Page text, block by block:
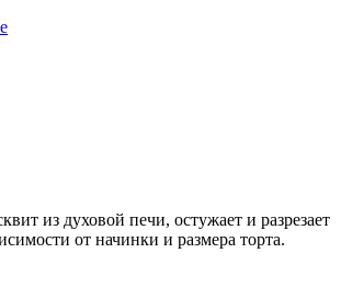
из духовой печи, остужает и разрезает
от начинки и размера торта.